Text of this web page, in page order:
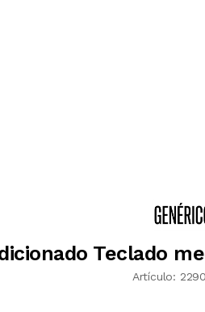
Teclado
Artículo: